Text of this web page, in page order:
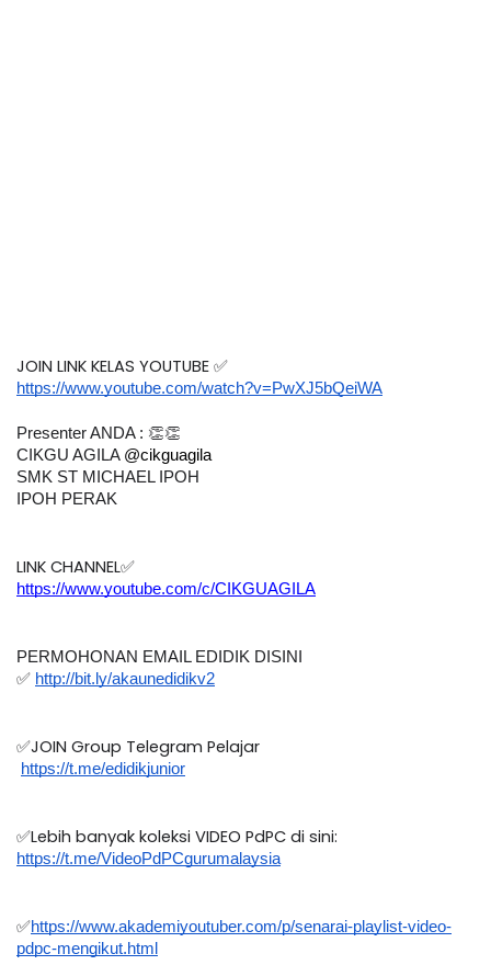
JOIN LINK KELAS YOUTUBE ✅
https://www.youtube.com/watch?v=PwXJ5bQeiWA
Presenter ANDA : 👏👏
CIKGU AGILA @cikguagila
SMK ST MICHAEL IPOH
IPOH PERAK
LINK CHANNEL✅
https://www.youtube.com/c/CIKGUAGILA
PERMOHONAN EMAIL EDIDIK DISINI
✅ http://bit.ly/akaunedidikv2
✅JOIN Group Telegram Pelajar
https://t.me/edidikjunior
✅Lebih banyak koleksi VIDEO PdPC di sini:
https://t.me/VideoPdPCgurumalaysia
✅https://www.akademiyoutuber.com/p/senarai-playlist-video-
pdpc-mengikut.html